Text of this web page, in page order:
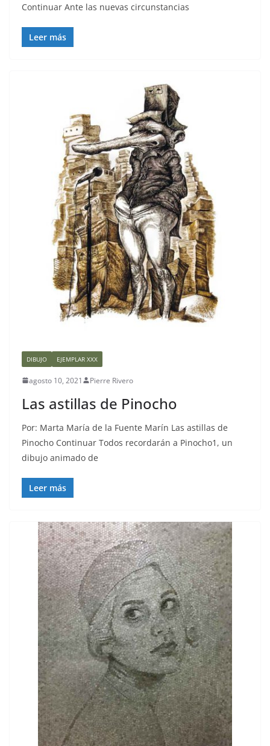
Continuar Ante las nuevas circunstancias
Leer más
DIBUJO EJEMPLAR XXX
agosto 10, 2021 Pierre Rivero
Las astillas de Pinocho
Por: Marta María de la Fuente Marín Las astillas de
Pinocho Continuar Todos recordarán a Pinocho1, un
dibujo animado de
Leer más